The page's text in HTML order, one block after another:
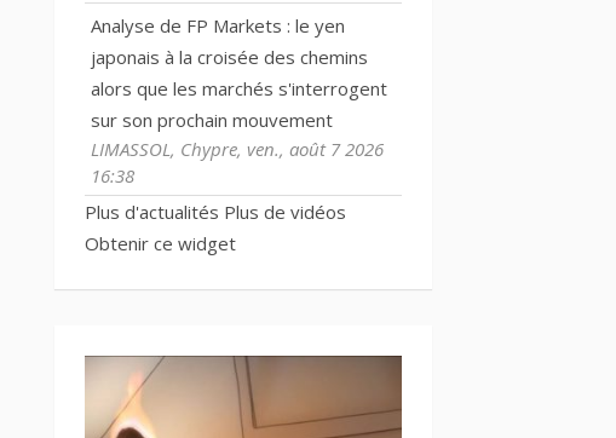
Analyse de FP Markets : le yen
japonais à la croisée des chemins
alors que les marchés s'interrogent
sur son prochain mouvement
LIMASSOL, Chypre, ven., août 7 2026
16:38
Plus d'actualités Plus de vidéos
Obtenir ce widget